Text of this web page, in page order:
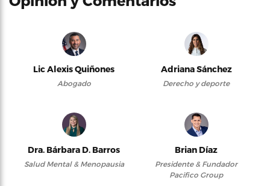
Lic Alexis Quiñones
Abogado
Adriana Sánchez
Derecho y deporte
Dra. Bárbara D. Barros
Salud Mental & Menopausia
Brian Díaz
Presidente & Fundador
Pacifico Group